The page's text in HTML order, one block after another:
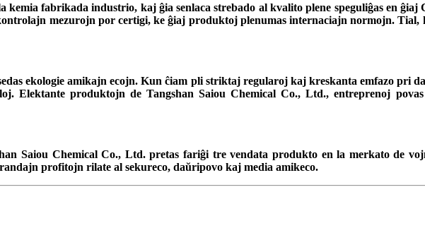
kemia fabrikada industrio, kaj ĝia senlaca strebado al kvalito plene speguliĝas en
mezurojn por certigi, ke ĝiaj produktoj plenumas internaciajn normojn.
ekologie amikajn ecojn. Kun ĉiam pli striktaj regularoj kaj kreskanta emfazo pri
Elektante produktojn de Tangshan Saiou Chemical Co., Ltd., entreprenoj
Saiou Chemical Co., Ltd. pretas fariĝi tre vendata produkto en la merkato de
profitojn rilate al sekureco, daŭripovo kaj media amikeco.